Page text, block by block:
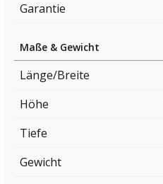
Garantie
Maße & Gewicht
Länge/Breite
Höhe
Tiefe
Gewicht